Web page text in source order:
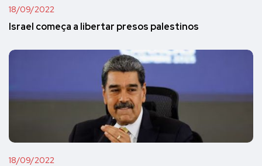
18/09/2022
Israel começa a libertar presos palestinos
18/09/2022